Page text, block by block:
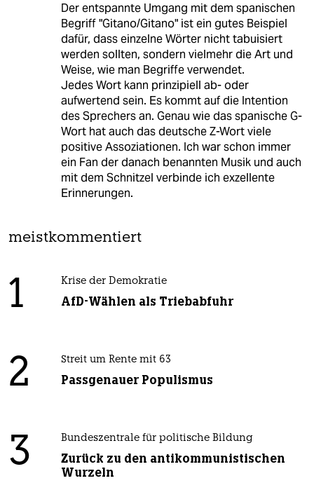
Der entspannte Umgang mit dem spanischen
Begriff "Gitano/Gitano" ist ein gutes Beispiel
dafür, dass einzelne Wörter nicht tabuisiert
werden sollten, sondern vielmehr die Art und
Weise, wie man Begriffe verwendet.
Jedes Wort kann prinzipiell ab- oder
aufwertend sein. Es kommt auf die Intention
des Sprechers an. Genau wie das spanische G-
Wort hat auch das deutsche Z-Wort viele
positive Assoziationen. Ich war schon immer
ein Fan der danach benannten Musik und auch
mit dem Schnitzel verbinde ich exzellente
Erinnerungen.
meistkommentiert
1 Krise der Demokratie
AfD-Wählen als Triebabfuhr
2 Streit um Rente mit 63
Passgenauer Populismus
3 Bundeszentrale für politische Bildung
Zurück zu den antikommunistischen
Wurzeln